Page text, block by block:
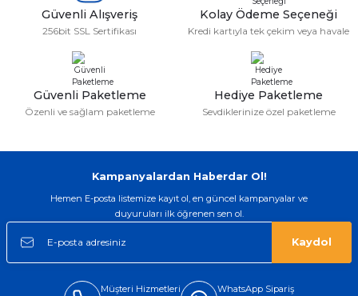
Güvenli Alışveriş
256bit SSL Sertifikası
Kolay Ödeme Seçeneği
Kredi kartıyla tek çekim veya havale
Güvenli Paketleme
Özenli ve sağlam paketleme
Hediye Paketleme
Sevdiklerinize özel paketleme
Kampanyalardan Haberdar Ol!
Hemen E-posta listemize kayıt ol, en güncel kampanyalar ve
duyuruları ilk öğrenen sen ol.
Kaydol
Müşteri Hizmetleri WhatsApp Sipariş